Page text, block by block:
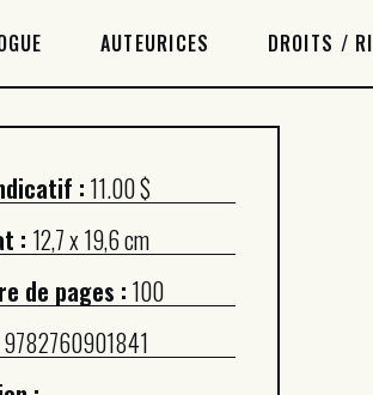
AUTEURICES DROITS /
: 11.00 $
: 12,7 x 19,6 cm
de pages : 100
9782760901841